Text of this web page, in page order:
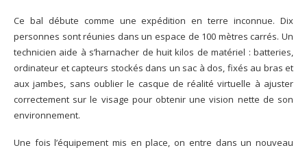
Ce bal débute comme une expédition en terre inconnue. Dix
personnes sont réunies dans un espace de 100 mètres carrés. Un
technicien aide à s’harnacher de huit kilos de matériel : batteries,
ordinateur et capteurs stockés dans un sac à dos, fixés au bras et
aux jambes, sans oublier le casque de réalité virtuelle à ajuster
correctement sur le visage pour obtenir une vision nette de son
environnement.
Une fois l’équipement mis en place, on entre dans un nouveau